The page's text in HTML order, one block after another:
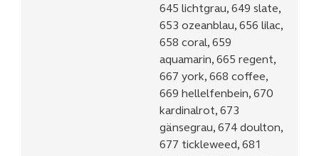
645 lichtgrau, 649 slate,
653 ozeanblau, 656 lilac,
658 coral, 659
aquamarin, 665 regent,
667 york, 668 coffee,
669 hellelfenbein, 670
kardinalrot, 673
gänsegrau, 674 doulton,
677 tickleweed, 681